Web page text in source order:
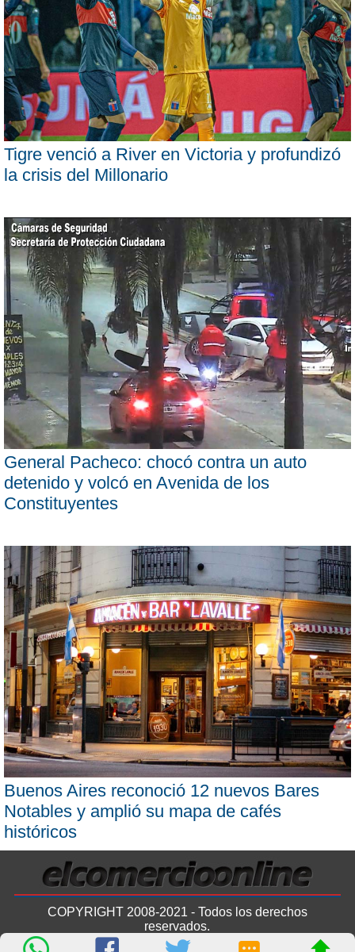
Tigre venció a River en Victoria y profundizó
la crisis del Millonario
General Pacheco: chocó contra un auto
detenido y volcó en Avenida de los
Constituyentes
Buenos Aires reconoció 12 nuevos Bares
Notables y amplió su mapa de cafés
históricos
COPYRIGHT 2008-2021 - Todos los derechos
reservados.